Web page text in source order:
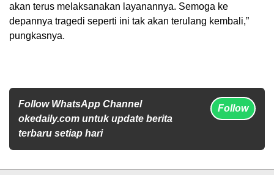
akan terus melaksanakan layanannya. Semoga ke
depannya tragedi seperti ini tak akan terulang kembali,”
pungkasnya.
Follow WhatsApp Channel
okedaily.com untuk update berita
terbaru setiap hari
Follow